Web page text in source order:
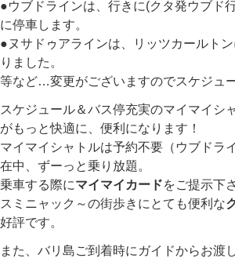
●ウブドラインは、行きに(クタ発ウブド
に停車します。
●ヌサドゥアラインは、リッツカールト
りました。
等など…変更がございますのでスケジュ
スケジュール＆バス停充実のマイマイシ
がもっと快適に、便利になります！
マイマイシャトルは予約不要（ウブドラ
在中、ずーっと乗り放題。
乗車する際にマイマイカードをご提示下
スミニャック～の街歩きにとても便利な
好評です。
また、バリ島ご到着時にガイドからお渡